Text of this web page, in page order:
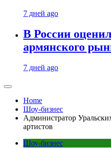
7 дней ago
В России
армянского
7 дней ago
Home
Шоу-бизнес
Администратор
артистов
Шоу-бизнес